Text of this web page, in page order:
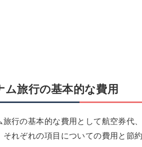
ム旅行の基本的な費用
旅行の基本的な費用として航空券代
それぞれの項目についての費用と節